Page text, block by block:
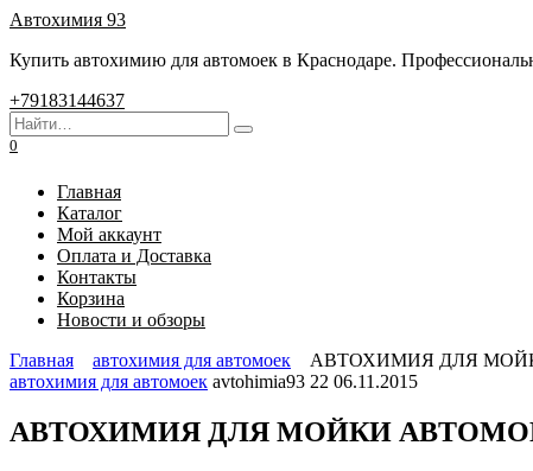
Перейти
содержанию
Автохимия 93
Купить автохимию для автомоек в Краснодаре.
+79183144637
Search
for:
0
Главная
Каталог
Мой аккаунт
Оплата и Доставка
Контакты
Корзина
Новости и обзоры
Главная
автохимия для автомоек
АВТОХИМИЯ ДЛЯ
автохимия для автомоек avtohimia93 22 06.11.2015
АВТОХИМИЯ ДЛЯ МОЙКИ